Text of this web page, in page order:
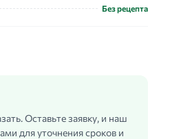
Без рецепта
Оставьте заявку, и наш
для уточнения сроков и